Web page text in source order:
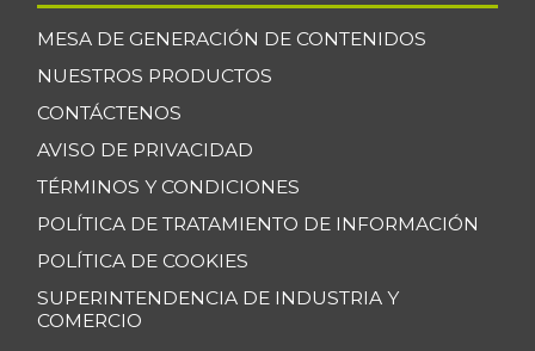
MESA DE GENERACIÓN DE CONTENIDOS
NUESTROS PRODUCTOS
CONTÁCTENOS
AVISO DE PRIVACIDAD
TÉRMINOS Y CONDICIONES
POLÍTICA DE TRATAMIENTO DE INFORMACIÓN
POLÍTICA DE COOKIES
SUPERINTENDENCIA DE INDUSTRIA Y
COMERCIO